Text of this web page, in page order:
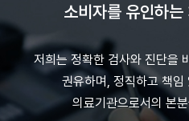
소비자를 유인하
저희는 정확한 검사와 진단을
권유하며, 정직하고 책임
의료기관으로서의 본